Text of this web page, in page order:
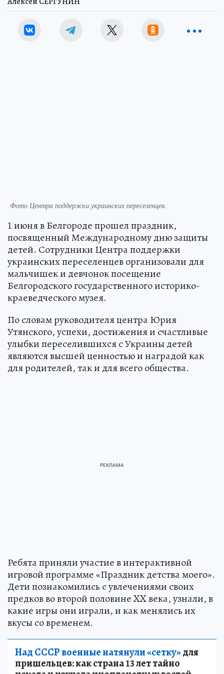
Фото Центра поддержки украинских переселенцев.
1 июня в Белгороде прошел праздник,
посвященный Международному дню защиты
детей. Сотрудники Центра поддержки
украинских переселенцев организовали для
мальчишек и девчонок посещение
Белгородского государственного историко-
краеведческого музея.
По словам руководителя центра Юрия
Утянского, успехи, достижения и счастливые
улыбки переселившихся с Украины детей
являются высшей ценностью и наградой как
для родителей, так и для всего общества.
Ребята приняли участие в интерактивной
игровой программе «Праздник детства моего».
Дети познакомились с увлечениями своих
предков во второй половине XX века, узнали, в
какие игры они играли, и как менялись их
вкусы со временем.
Над СССР военные натянули «сетку»для
пришельцев: как страна 13 лет тайно